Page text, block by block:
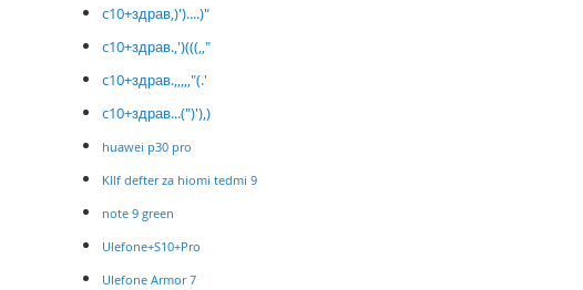
c10+здрав,)')....)"
c10+здрав.,')(((,,"
c10+здрав.,,,,,"(.'
c10+здрав...(")'),)
huawei p30 pro
Kllf defter za hiomi tedmi 9
note 9 green
Ulefone+S10+Pro
Ulefone Armor 7